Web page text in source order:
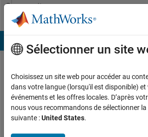
Passer au contenu
Community
Profile
aa
Last
seen:
plus
de 4
Sélectionner un site
Choisissez un site web pour accéder au
dans votre langue (lorsqu'il est disponible) et
événements et les offres locales. D’après
nous vous recommandons de sélectionner la
suivante :United States.